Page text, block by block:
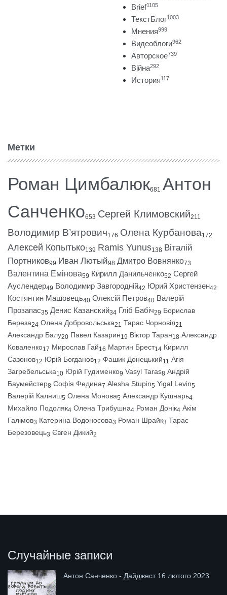
Brief1105
ТекстБлог1003
Мнения999
Видеоблоги962
Авторское739
Війна292
История117
Метки
Роман Цимбалюк681 Антон
Санченко653 Сергей Климовский211
Володимир В’ятрович176 Олена Курбанова172
Алексей Копытько139 Ramis Yunus138 Віталій
Портников99 Иван Лютый98 Дмитро Вовнянко73
Валентина Емінова59 Кирилл Данильченко52 Сергей
Ауслендер49 Володимир Завгородній42 Юрий Христензен42
Костянтин Машовець40 Олексій Петров40 Валерій
Прозапас35 Денис Казанский34 Гліб Бабіч29 Борислав
Береза24 Олена Добровольська21 Тарас Чорновіл21
Александр Балу20 Павел Казарин19 Віктор Таран18 Александр
Коваленко17 Мирослав Гай16 Мартин Брест14 Кирилл
Сазонов12 Юрій Богданов12 Фашик Донецький11 Агія
Загребельська10 Юрій Гудименко9 Vasyl Taras8 Андрій
Баумейстер8 Софія Федина7 Alesha Stupin5 Yigal Levin5
Валерій Калниш5 Олена Монова5 Александр Кушнарь4
Михайло Подоляк4 Олена Трибушна4 Роман Донік4 Акім
Галімов3 Катерина Водоносова3 Роман Шрайк3 Тарас
Березовець3 Євген Дикий2
Случайные записи
Антон Санченко - Дайджест 16 лютого 2023